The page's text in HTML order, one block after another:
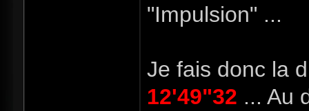
"Impulsion" ...
Je fais donc la
12'49"32 ... Au